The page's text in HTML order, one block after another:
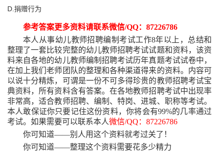
D.捐赠行为
参考答案更多资料请联系微信/QQ：87226786
本人从事幼儿教师招聘编制考试工作8年以上，总结和
整理了一套比较完整的幼儿教师招聘考试试题和资料，该资
料来自各地的幼儿教师编制招聘考试历年真题考试试卷中，
在加上我们老师团队的整理和各种渠道得来的资料。内容可
以说十分精炼，可谓是一份不可多得珍贵的教师招聘考试宝
典资料，所有资料含有答案。在各地教师招聘考试中出现率
非常高，适合教师招聘、编制、特岗、进城、职称等考试。
本人敢保证你只要记住这份资料，你将会有99%的几率通过
考试。如果需要可以联系本人微信/QQ：87226786
你可知道——别人用这个资料就考过关了！
你可知道——整理这个资料需要花多少精力